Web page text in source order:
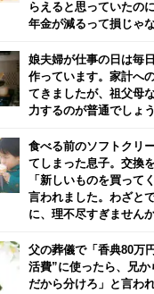
らえると思っていたの
年金が減るって損じゃ
娘夫婦が仕事の日は毎
作っています。家計へ
てきましたが、祖父母
力するのが普通でしょ
食べる前のソフトクリ
てしまった息子。交換
「新しいものを買って
言われました。わざと
に、理不尽すぎません
父の葬儀で「香典80万
活費”に使ったら、兄か
だから分けろ」と言わ